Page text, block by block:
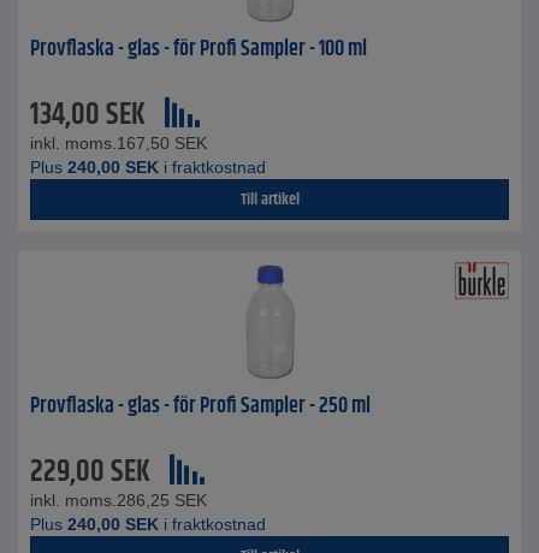
Provflaska - glas - för Profi Sampler - 100 ml
134,00SEK
inkl. moms. 167,50 SEK
Plus 240,00 SEK i fraktkostnad
Till artikel
Provflaska - glas - för Profi Sampler - 250 ml
229,00SEK
inkl. moms. 286,25 SEK
Plus 240,00 SEK i fraktkostnad